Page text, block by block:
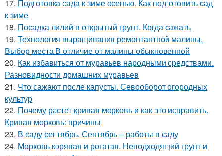
17. Подготовка сада к зиме осенью. Как подготовить сад
к зиме
18. Посадка лилий в открытый грунт. Когда сажать
19. Технология выращивания ремонтантной малины.
Выбор места В отличие от малины обыкновенной
20. Как избавиться от муравьев народными средствами.
Разновидности домашних муравьев
21. Что сажают после капусты. Севооборот огородных
культур
22. Почему растет кривая морковь и как это исправить.
Кривая морковь: причины
23. В саду сентябрь. Сентябрь – работы в саду
24. Морковь корявая и рогатая. Неподходящий грунт и